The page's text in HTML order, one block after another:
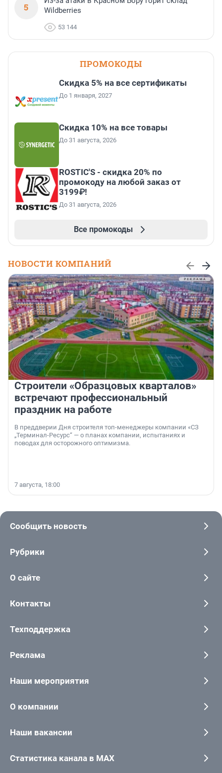
5
Wildberries
53 144
ПРОМОКОДЫ
Скидка 5% на все сертификаты
До 1 января, 2027
Скидка 10% на все товары
До 31 августа, 2026
ROSTIC'S - скидка 20% по
промокоду на любой заказ от
3199₽!
До 31 августа, 2026
Все промокоды
НОВОСТИ КОМПАНИЙ
Строители «Образцовых кварталов»
встречают профессиональный
праздник на работе
В преддверии Дня строителя топ-менеджеры компании «СЗ
„Терминал-Ресурс“ — о планах компании, испытаниях и
поводах для осторожного оптимизма.
7 августа, 18:00
Сообщить новость
Рубрики
О сайте
Контакты
Техподдержка
Реклама
Наши мероприятия
О компании
Наши вакансии
Статистика канала в MAX